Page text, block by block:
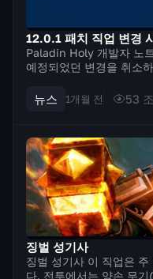
12.0.1 패치 직업 변경
Paladin Holy 개발자 노
예정되었던 변경을 취소
제약을 완화하고 추가 주
는 것입니다. 즉,...
뉴스 1개월 전 53
징벌 성기사
징벌 성기사 이 직업은
다. 전투에서는 양손 무